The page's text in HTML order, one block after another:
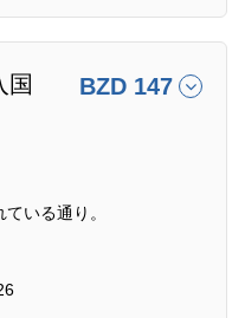
国
BZD 147
いる通り。